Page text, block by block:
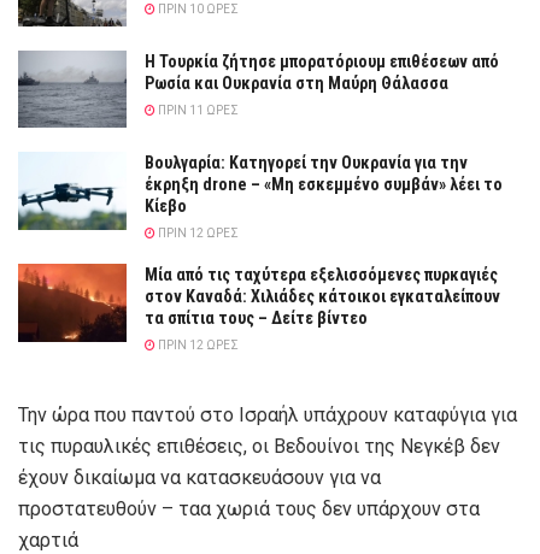
ΠΡΙΝ 10 ΏΡΕΣ
Η Τουρκία ζήτησε μπορατόριουμ επιθέσεων από
Ρωσία και Ουκρανία στη Μαύρη Θάλασσα
ΠΡΙΝ 11 ΏΡΕΣ
Βουλγαρία: Κατηγορεί την Ουκρανία για την
έκρηξη drone – «Μη εσκεμμένο συμβάν» λέει το
Κίεβο
ΠΡΙΝ 12 ΏΡΕΣ
Μία από τις ταχύτερα εξελισσόμενες πυρκαγιές
στον Καναδά: Χιλιάδες κάτοικοι εγκαταλείπουν
τα σπίτια τους – Δείτε βίντεο
ΠΡΙΝ 12 ΏΡΕΣ
Την ώρα που παντού στο Ισραήλ υπάχρουν καταφύγια για
τις πυραυλικές επιθέσεις, οι Βεδουίνοι της Νεγκέβ δεν
έχουν δικαίωμα να κατασκευάσουν για να
προστατευθούν – ταα χωριά τους δεν υπάρχουν στα
χαρτιά